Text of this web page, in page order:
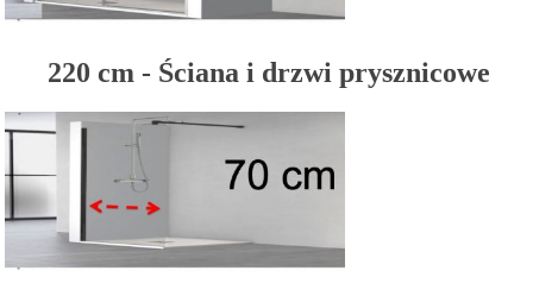
220 cm - Ściana i drzwi prysznicowe